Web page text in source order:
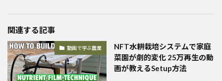
関連する記事
動画で学ぶ農業
NFT水耕栽培システムで家庭
菜園が劇的変化 25万再生の動
画が教えるSetup方法